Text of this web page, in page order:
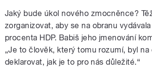
Jaký bude úkol nového zmocněnce?
zorganizovat, aby se na obranu
procenta HDP. Babiš jeho jmenování
„Je to člověk, který tomu rozumí, byl
deklarovat, jak je to pro nás důležité.“